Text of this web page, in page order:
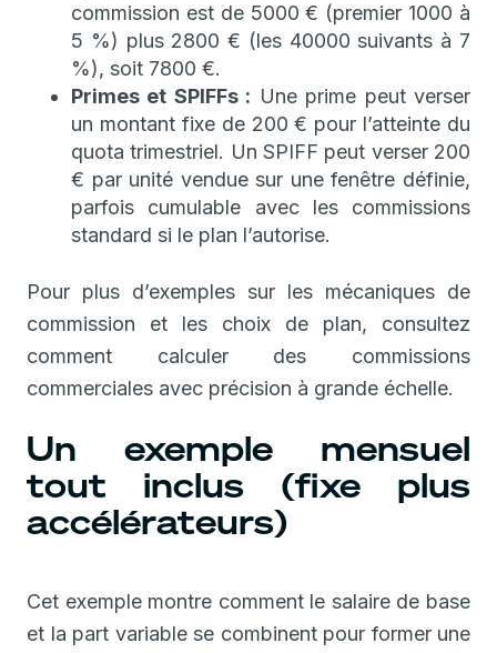
commission est de 5000 € (premier 1000 à
5 %) plus 2800 € (les 40000 suivants à 7
%), soit 7800 €.
Primes et SPIFFs : Une prime peut verser
un montant fixe de 200 € pour l’atteinte du
quota trimestriel. Un SPIFF peut verser 200
€ par unité vendue sur une fenêtre définie,
parfois cumulable avec les commissions
standard si le plan l’autorise.
Pour plus d’exemples sur les mécaniques de
commission et les choix de plan, consultez
comment calculer des commissions
commerciales avec précision à grande échelle.
Un exemple mensuel
tout inclus (fixe plus
accélérateurs)
Cet exemple montre comment le salaire de base
et la part variable se combinent pour former une